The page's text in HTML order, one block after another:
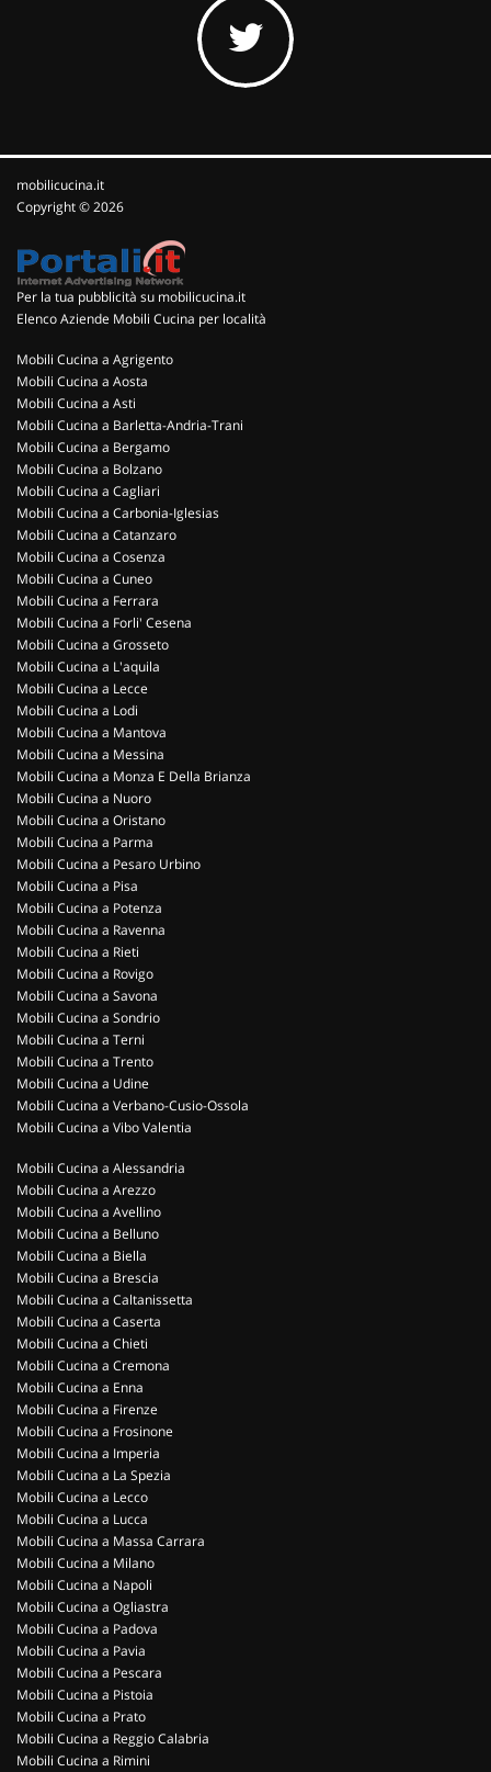
mobilicucina.it
Copyright © 2026
Per la tua pubblicità su mobilicucina.it
Elenco Aziende Mobili Cucina per località
Mobili Cucina a Agrigento
Mobili Cucina a Aosta
Mobili Cucina a Asti
Mobili Cucina a Barletta-Andria-Trani
Mobili Cucina a Bergamo
Mobili Cucina a Bolzano
Mobili Cucina a Cagliari
Mobili Cucina a Carbonia-Iglesias
Mobili Cucina a Catanzaro
Mobili Cucina a Cosenza
Mobili Cucina a Cuneo
Mobili Cucina a Ferrara
Mobili Cucina a Forli' Cesena
Mobili Cucina a Grosseto
Mobili Cucina a L'aquila
Mobili Cucina a Lecce
Mobili Cucina a Lodi
Mobili Cucina a Mantova
Mobili Cucina a Messina
Mobili Cucina a Monza E Della Brianza
Mobili Cucina a Nuoro
Mobili Cucina a Oristano
Mobili Cucina a Parma
Mobili Cucina a Pesaro Urbino
Mobili Cucina a Pisa
Mobili Cucina a Potenza
Mobili Cucina a Ravenna
Mobili Cucina a Rieti
Mobili Cucina a Rovigo
Mobili Cucina a Savona
Mobili Cucina a Sondrio
Mobili Cucina a Terni
Mobili Cucina a Trento
Mobili Cucina a Udine
Mobili Cucina a Verbano-Cusio-Ossola
Mobili Cucina a Vibo Valentia
Mobili Cucina a Alessandria
Mobili Cucina a Arezzo
Mobili Cucina a Avellino
Mobili Cucina a Belluno
Mobili Cucina a Biella
Mobili Cucina a Brescia
Mobili Cucina a Caltanissetta
Mobili Cucina a Caserta
Mobili Cucina a Chieti
Mobili Cucina a Cremona
Mobili Cucina a Enna
Mobili Cucina a Firenze
Mobili Cucina a Frosinone
Mobili Cucina a Imperia
Mobili Cucina a La Spezia
Mobili Cucina a Lecco
Mobili Cucina a Lucca
Mobili Cucina a Massa Carrara
Mobili Cucina a Milano
Mobili Cucina a Napoli
Mobili Cucina a Ogliastra
Mobili Cucina a Padova
Mobili Cucina a Pavia
Mobili Cucina a Pescara
Mobili Cucina a Pistoia
Mobili Cucina a Prato
Mobili Cucina a Reggio Calabria
Mobili Cucina a Rimini